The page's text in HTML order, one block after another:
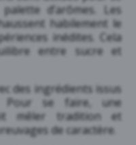
d’arômes. Les
habilement le
inédites. Cela
entre sucre et
des ingrédients issus
Pour se faire, une
mêler tradition et
de caractère.